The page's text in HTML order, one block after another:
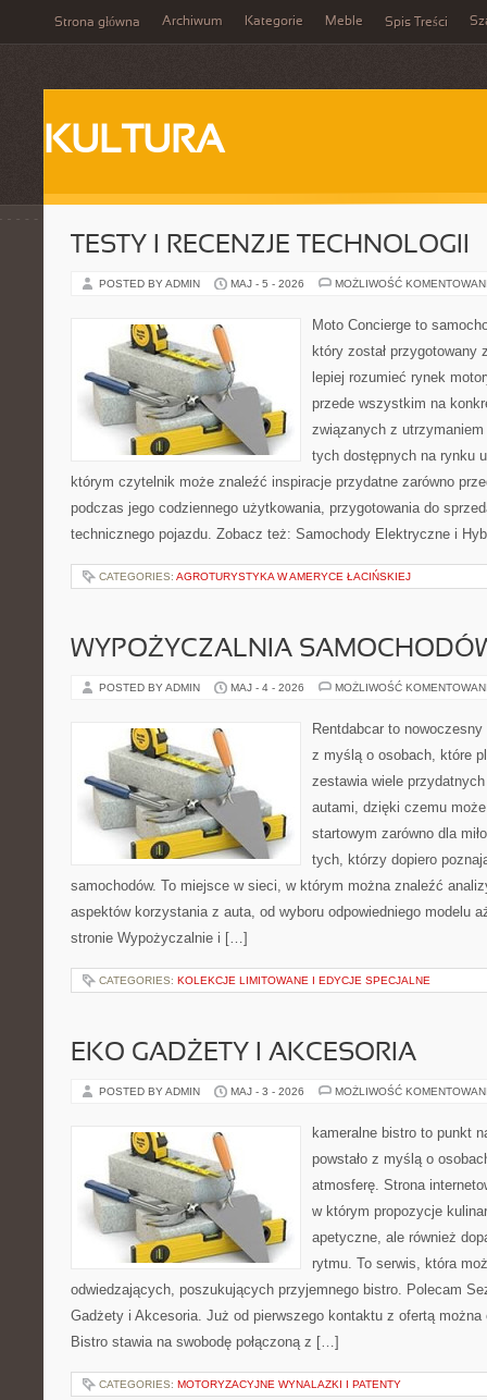
Strona główna Archiwum Kategorie Meble Spis Treści
KULTURA
TESTY I RECENZJE TECHNOLOGII
POSTED BY ADMIN MAJ - 5 - 2026 MOŻLIWOŚĆ
Moto Concierge to
który został
lepiej rozumieć rynek
przede wszystkim na
związanych z utrzymaniem
tych dostępnych na rynku
którym czytelnik może znaleźć inspiracje przydatne zarówno
podczas jego codziennego użytkowania, przygotowania do
technicznego pojazdu. Zobacz też: Samochody Elektryczne i
CATEGORIES: AGROTURYSTYKA W AMERYCE ŁACIŃSKIEJ
WYPOŻYCZALNIA
POSTED BY ADMIN MAJ - 4 - 2026 MOŻLIWOŚĆ
Rentdabcar to
z myślą o osobach, które
zestawia wiele
autami, dzięki czemu
startowym zarówno dla
tych, którzy dopiero
samochodów. To miejsce w sieci, w którym można znaleźć
aspektów korzystania z auta, od wyboru odpowiedniego modelu
stronie Wypożyczalnie i […]
CATEGORIES: KOLEKCJE LIMITOWANE I EDYCJE SPECJALNE
EKO GADŻETY I AKCESORIA
POSTED BY ADMIN MAJ - 3 - 2026 MOŻLIWOŚĆ
kameralne bistro to punkt
powstało z myślą o
atmosferę. Strona
w którym propozycje
apetyczne, ale również
rytmu. To serwis, która
odwiedzających, poszukujących przyjemnego bistro. Polecam
Gadżety i Akcesoria. Już od pierwszego kontaktu z ofertą
Bistro stawia na swobodę połączoną z […]
CATEGORIES: MOTORYZACYJNE WYNALAZKI I PATENTY